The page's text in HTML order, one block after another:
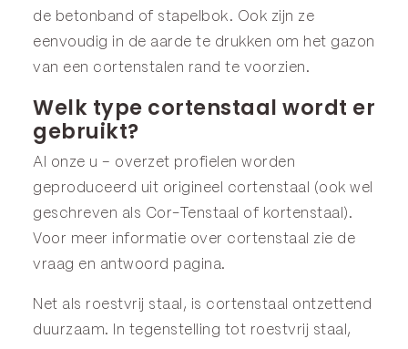
de betonband of stapelbok. Ook zijn ze
eenvoudig in de aarde te drukken om het gazon
van een cortenstalen rand te voorzien.
Welk type cortenstaal wordt er
gebruikt?
Al onze u – overzet profielen worden
geproduceerd uit origineel cortenstaal (ook wel
geschreven als Cor-Tenstaal of kortenstaal).
Voor meer informatie over cortenstaal zie de
vraag en antwoord pagina.
Net als roestvrij staal, is cortenstaal ontzettend
duurzaam. In tegenstelling tot roestvrij staal,